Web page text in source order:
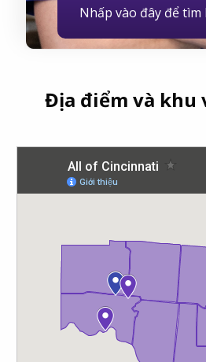
Nhấp vào đây để tìm
Địa điểm và khu